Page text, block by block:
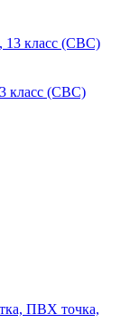
класс (СВС)